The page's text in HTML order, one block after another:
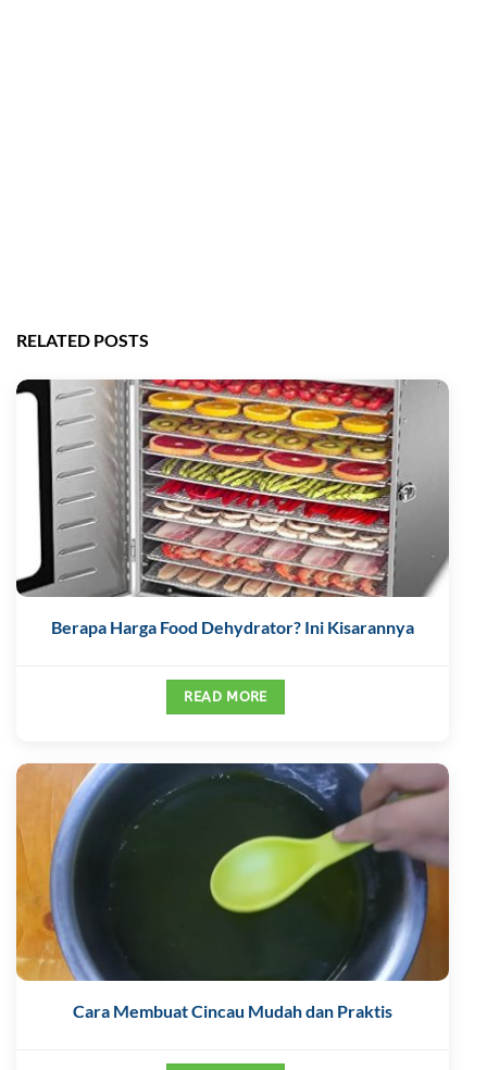
RELATED POSTS
Berapa Harga Food Dehydrator? Ini Kisarannya
READ MORE
Cara Membuat Cincau Mudah dan Praktis